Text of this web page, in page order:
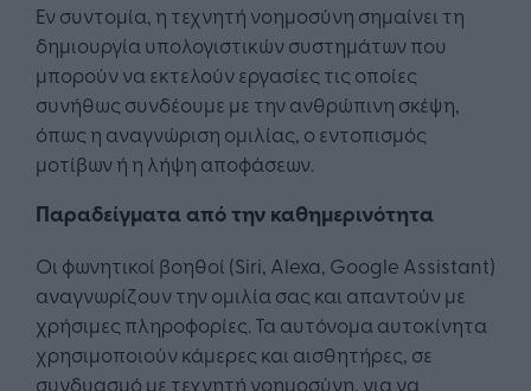
Εν συντομία, η τεχνητή νοημοσύνη σημαίνει τη
δημιουργία υπολογιστικών συστημάτων που
μπορούν να εκτελούν εργασίες τις οποίες
συνήθως συνδέουμε με την ανθρώπινη σκέψη,
όπως η αναγνώριση ομιλίας, ο εντοπισμός
μοτίβων ή η λήψη αποφάσεων.
Παραδείγματα από την καθημερινότητα
Οι φωνητικοί βοηθοί (Siri, Alexa, Google Assistant)
αναγνωρίζουν την ομιλία σας και απαντούν με
χρήσιμες πληροφορίες. Τα αυτόνομα αυτοκίνητα
χρησιμοποιούν κάμερες και αισθητήρες, σε
συνδυασμό με τεχνητή νοημοσύνη, για να